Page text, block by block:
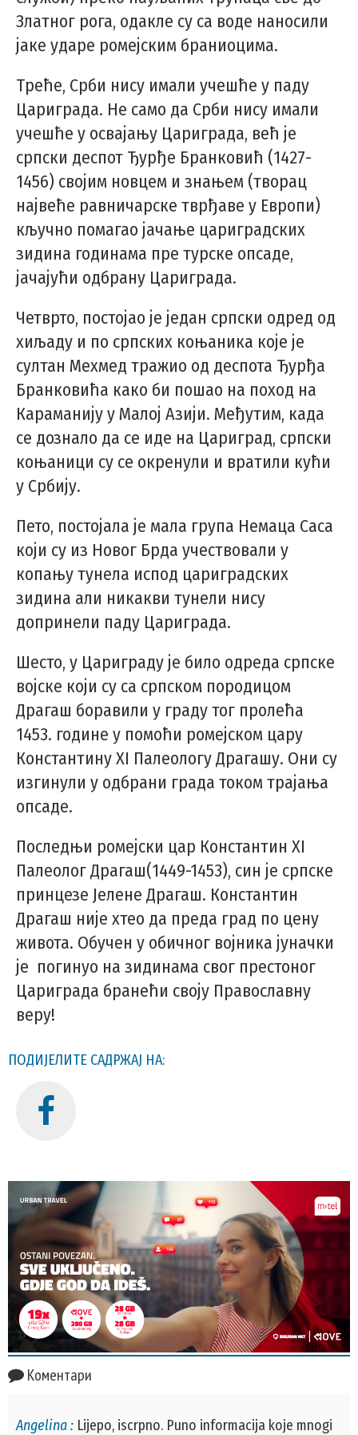
Златног рога, одакле су са воде наносили
јаке ударе ромејским браниоцима.
Треће, Срби нису имали учешће у паду
Цариграда. Не само да Срби нису имали
учешће у освајању Цариграда, већ је
српски деспот Ђурђе Бранковић (1427-
1456) својим новцем и знањем (творац
највеће равничарске тврђаве у Европи)
кључно помагао јачање цариградских
зидина годинама пре турске опсаде,
јачајући одбрану Цариграда.
Четврто, постојао је један српски одред од
хиљаду и по српских коњаника које је
султан Мехмед тражио од деспота Ђурђа
Бранковића како би пошао на поход на
Караманију у Малој Азији. Међутим, када
се дознало да се иде на Цариград, српски
коњаници су се окренули и вратили кући
у Србију.
Пето, постојала је мала група Немаца Саса
који су из Новог Брда учествовали у
копању тунела испод цариградских
зидина али никакви тунели нису
допринели паду Цариграда.
Шесто, у Цариграду је било одреда српске
војске који су са српском породицом
Драгаш боравили у граду тог пролећа
1453. године у помоћи ромејском цару
Константину XI Палеологу Драгашу. Они су
изгинули у одбрани града током трајања
опсаде.
Последњи ромејски цар Константин XI
Палеолог Драгаш(1449-1453), син је српске
принцезе Јелене Драгаш. Константин
Драгаш није хтео да преда град по цену
живота. Обучен у обичног војника јуначки
је погинуо на зидинама свог престоног
Цариграда бранећи своју Православну
веру!
ПОДИЈЕЛИТЕ САДРЖАЈ НА:
Коментари
Angelina : Lijepo, iscrpno. Puno informacija koje mnogi